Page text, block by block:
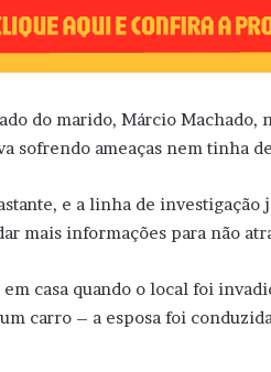
do marido, Márcio
sofrendo ameaças nem tinha
e a linha de investigação
mais informações para não
em casa quando o local foi
carro – a esposa foi